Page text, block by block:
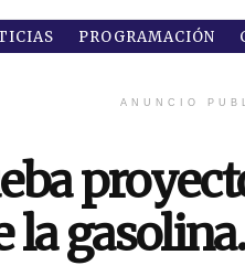
PROGRAMACIÓN
ANUNCIO
la gasolina.